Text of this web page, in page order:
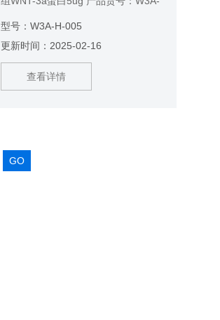
型号：W3A-H-005
更新时间：2025-02-16
查看详情